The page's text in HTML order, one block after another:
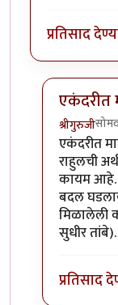
प्रतिसाद
एकंदरीत
श्रीगुरुजी
In reply
एकंदरीत
राहुलची
कायम आहे.
बदल
मिळालेली
सुधीर तांबे).
प्रतिसाद